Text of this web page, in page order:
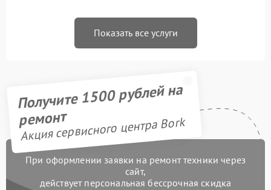
Показать все услуги
Получите 1500 рублей на
ремонт
Акция сервисного центра Bork
При оформлении заявки на ремонт техники через
сайт,
действует персональная бессрочная скидка